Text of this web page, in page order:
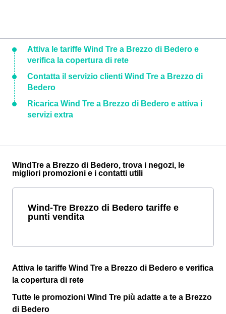
Attiva le tariffe Wind Tre a Brezzo di Bedero e
verifica la copertura di rete
Contatta il servizio clienti Wind Tre a Brezzo di
Bedero
Ricarica Wind Tre a Brezzo di Bedero e attiva i
servizi extra
WindTre a Brezzo di Bedero, trova i negozi, le
migliori promozioni e i contatti utili
Wind-Tre Brezzo di Bedero tariffe e
punti vendita
Attiva le tariffe Wind Tre a Brezzo di Bedero e verifica
la copertura di rete
Tutte le promozioni Wind Tre più adatte a te a Brezzo
di Bedero